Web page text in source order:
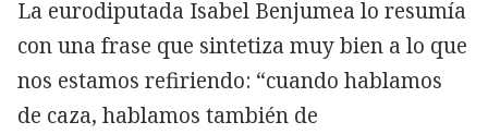
La eurodiputada Isabel Benjumea lo resumía
con una frase que sintetiza muy bien a lo que
nos estamos refiriendo: “cuando hablamos
de caza, hablamos también de